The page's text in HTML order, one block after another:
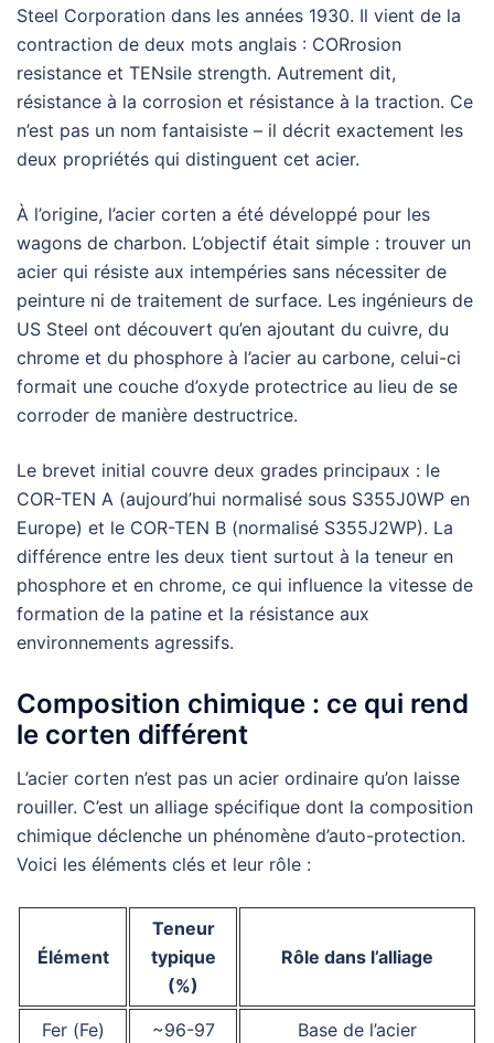
Steel Corporation dans les années 1930. Il vient de la
contraction de deux mots anglais : CORrosion
resistance et TENsile strength. Autrement dit,
résistance à la corrosion et résistance à la traction. Ce
n’est pas un nom fantaisiste – il décrit exactement les
deux propriétés qui distinguent cet acier.
À l’origine, l’acier corten a été développé pour les
wagons de charbon. L’objectif était simple : trouver un
acier qui résiste aux intempéries sans nécessiter de
peinture ni de traitement de surface. Les ingénieurs de
US Steel ont découvert qu’en ajoutant du cuivre, du
chrome et du phosphore à l’acier au carbone, celui-ci
formait une couche d’oxyde protectrice au lieu de se
corroder de manière destructrice.
Le brevet initial couvre deux grades principaux : le
COR-TEN A (aujourd’hui normalisé sous S355J0WP en
Europe) et le COR-TEN B (normalisé S355J2WP). La
différence entre les deux tient surtout à la teneur en
phosphore et en chrome, ce qui influence la vitesse de
formation de la patine et la résistance aux
environnements agressifs.
Composition chimique : ce qui rend
le corten différent
L’acier corten n’est pas un acier ordinaire qu’on laisse
rouiller. C’est un alliage spécifique dont la composition
chimique déclenche un phénomène d’auto-protection.
Voici les éléments clés et leur rôle :
Élément
Teneur
typique
(%)
Rôle dans l’alliage
Fer (Fe) ~96-97
Base de l’acier